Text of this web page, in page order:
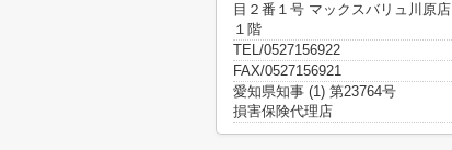
目２番１号 マックスバリュ川原店
１階
TEL/0527156922
FAX/0527156921
愛知県知事 (1) 第23764号
損害保険代理店